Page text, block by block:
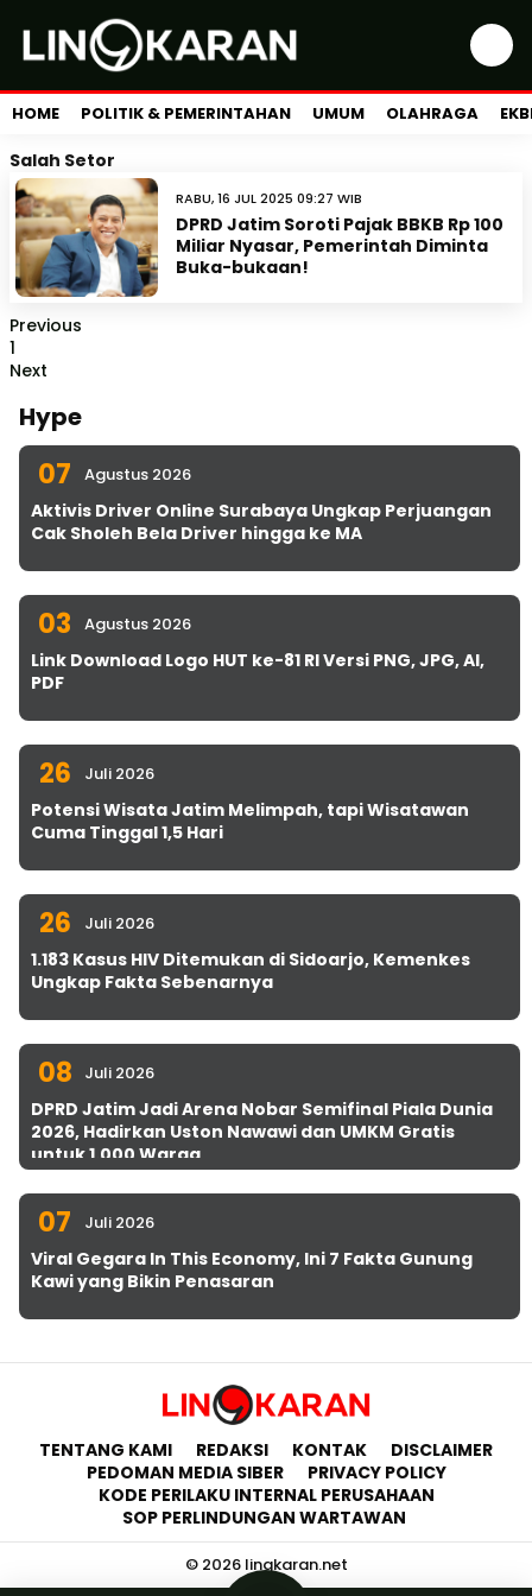
HOME POLITIK & PEMERINTAHAN UMUM OLAHRAGA
Salah Setor
RABU, 16 JUL 2025 09:27 WIB
DPRD Jatim Soroti Pajak BBKB Rp 100
Miliar Nyasar, Pemerintah Diminta
Buka-bukaan!
Previous
1
Next
Hype
07 Agustus 2026
Aktivis Driver Online Surabaya Ungkap Perjuangan
Cak Sholeh Bela Driver hingga ke MA
03 Agustus 2026
Link Download Logo HUT ke-81 RI Versi PNG, JPG, AI,
PDF
26 Juli 2026
Potensi Wisata Jatim Melimpah, tapi Wisatawan
Cuma Tinggal 1,5 Hari
26 Juli 2026
1.183 Kasus HIV Ditemukan di Sidoarjo, Kemenkes
Ungkap Fakta Sebenarnya
08 Juli 2026
DPRD Jatim Jadi Arena Nobar Semifinal Piala Dunia
2026, Hadirkan Uston Nawawi dan UMKM Gratis
untuk 1.000 Warga
07 Juli 2026
Viral Gegara In This Economy, Ini 7 Fakta Gunung
Kawi yang Bikin Penasaran
TENTANG KAMI REDAKSI KONTAK
DISCLAIMER
PEDOMAN MEDIA SIBER
PRIVACY POLICY
KODE PERILAKU INTERNAL PERUSAHAAN
SOP PERLINDUNGAN WARTAWAN
© 2026 lingkaran.net